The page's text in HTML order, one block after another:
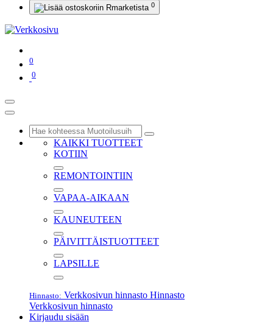
0
0
0
KAIKKI TUOTTEET
KOTIIN
REMONTOINTIIN
VAPAA-AIKAAN
KAUNEUTEEN
PÄIVITTÄISTUOTTEET
LAPSILLE
Hinnasto: Verkkosivun hinnasto Hinnasto
Verkkosivun hinnasto
Kirjaudu sisään